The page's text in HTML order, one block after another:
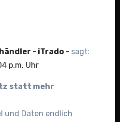
- iTrado - sagt:
p.m. Uhr
statt mehr
und Daten endlich